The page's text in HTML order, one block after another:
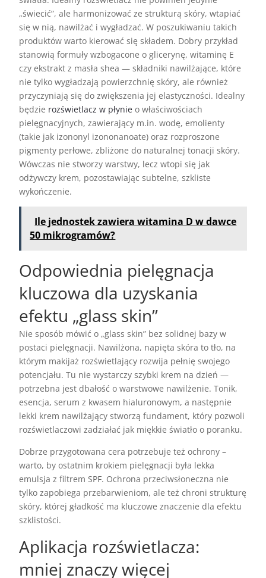
„świecić”, ale harmonizować ze strukturą skóry, wtapiać
się w nią, nawilżać i wygładzać. W poszukiwaniu takich
produktów warto kierować się składem. Dobry przykład
stanowią formuły wzbogacone o glicerynę, witaminę E
czy ekstrakt z masła shea — składniki nawilżające, które
nie tylko wygładzają powierzchnię skóry, ale również
przyczyniają się do zwiększenia jej elastyczności. Idealny
będzie rozświetlacz w płynie o właściwościach
pielęgnacyjnych, zawierający m.in. wodę, emolienty
(takie jak izononyl izononanoate) oraz rozproszone
pigmenty perłowe, zbliżone do naturalnej tonacji skóry.
Wówczas nie stworzy warstwy, lecz wtopi się jak
odżywczy krem, pozostawiając subtelne, szkliste
wykończenie.
Ile jednostek zawiera witamina D w dawce
50 mikrogramów?
Odpowiednia pielęgnacja
kluczowa dla uzyskania
efektu „glass skin”
Nie sposób mówić o „glass skin” bez solidnej bazy w
postaci pielęgnacji. Nawilżona, napięta skóra to tło, na
którym makijaż rozświetlający rozwija pełnię swojego
potencjału. Tu nie wystarczy szybki krem na dzień —
potrzebna jest dbałość o warstwowe nawilżenie. Tonik,
esencja, serum z kwasem hialuronowym, a następnie
lekki krem nawilżający stworzą fundament, który pozwoli
rozświetlaczowi zadziałać jak miękkie światło o poranku.
Dobrze przygotowana cera potrzebuje też ochrony –
warto, by ostatnim krokiem pielęgnacji była lekka
emulsja z filtrem SPF. Ochrona przeciwsłoneczna nie
tylko zapobiega przebarwieniom, ale też chroni strukturę
skóry, której gładkość ma kluczowe znaczenie dla efektu
szklistości.
Aplikacja rozświetlacza:
mniej znaczy więcej